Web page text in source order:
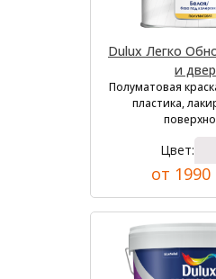
Dulux Легко
и
Полуматовая
пластика,
Цвет:
от 1990